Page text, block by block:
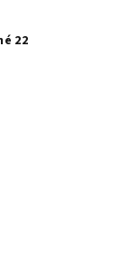
22